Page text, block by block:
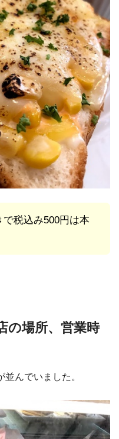
税込み500円は本
の場所、営業時
んでいました。